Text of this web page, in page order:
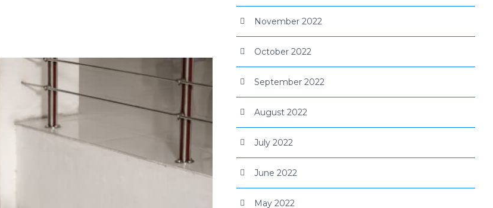
November 2022
October 2022
September 2022
August 2022
July 2022
June 2022
May 2022